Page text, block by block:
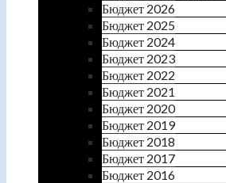
Бюджет 2026
Бюджет 2025
Бюджет 2024
Бюджет 2023
Бюджет 2022
Бюджет 2021
Бюджет 2020
Бюджет 2019
Бюджет 2018
Бюджет 2017
Бюджет 2016